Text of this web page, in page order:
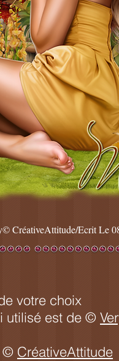
CréativeAttitude/Ecrit Le
votre choix
utilisé est de ©
©CréativeAttitude